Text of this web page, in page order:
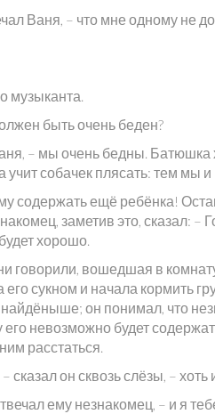
Ваня, – что мне одному не
музыканта.
быть очень беден?
– мы очень бедны. Батюшка
учит собачек плясать: тем мы
содержать ещё ребёнка!
заметив это, сказал: –
хорошо.
говорили, вошедшая в
сукном и начала кормить
найдёныше; он понимал, что
его невозможно будет
расстаться.
сказал он сквозь слёзы, – хоть
ему незнакомец, – и я